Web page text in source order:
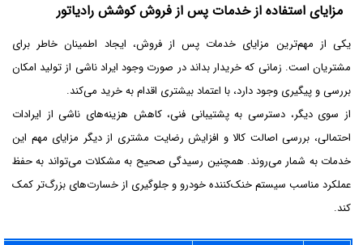
مزایای استفاده از خدمات پس از فروش کوشش رادیاتور
یکی از مهم‌ترین مزایای خدمات پس از فروش، ایجاد اطمینان خاطر برای
مشتریان است. زمانی که خریدار بداند در صورت وجود ایراد ناشی از تولید امکان
بررسی و پیگیری وجود دارد، با اعتماد بیشتری اقدام به خرید می‌کند.
از سوی دیگر، دسترسی به پشتیبانی فنی، کاهش هزینه‌های ناشی از ایرادات
احتمالی، بررسی اصالت کالا و افزایش رضایت مشتری از دیگر مزایای مهم این
خدمات به شمار می‌روند. همچنین رسیدگی صحیح به مشکلات می‌تواند به حفظ
عملکرد مناسب سیستم خنک‌کننده خودرو و جلوگیری از خسارت‌های بزرگ‌تر کمک
کند.